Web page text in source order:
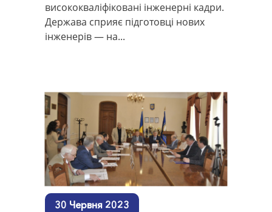
висококваліфіковані інженерні кадри.
Держава сприяє підготовці нових
інженерів — на...
30 Червня 2023